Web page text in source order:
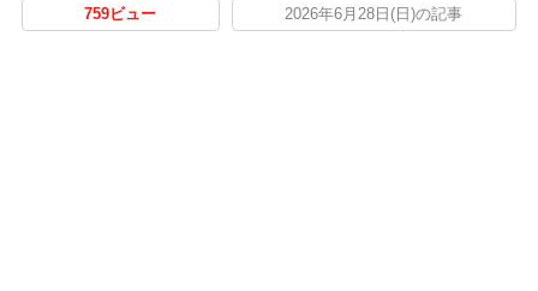
759ビュー 2026年6月28日(日)の記事